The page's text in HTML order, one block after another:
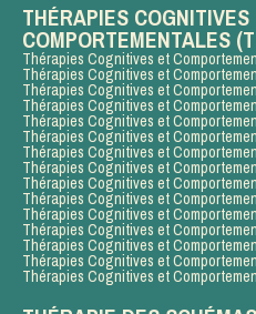
THÉRAPIES COGNITIVES
COMPORTEMENTALES
Thérapies Cognitives et
Thérapies Cognitives et
Thérapies Cognitives et
Thérapies Cognitives et
Thérapies Cognitives et
Thérapies Cognitives et
Thérapies Cognitives et
Thérapies Cognitives et
Thérapies Cognitives et
Thérapies Cognitives et
Thérapies Cognitives et
Thérapies Cognitives et
Thérapies Cognitives et
Thérapies Cognitives et
Thérapies Cognitives et